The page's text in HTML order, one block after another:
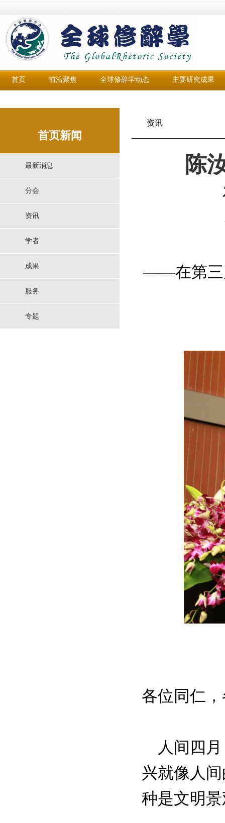
首页 前沿聚焦 全球修辞学动态 主要研究成果
首页新闻
最新消息
分会
资讯
学者
成果
服务
专题
资讯
陈
——在第三
各位同仁
人间四月
兴就像人
种是文明